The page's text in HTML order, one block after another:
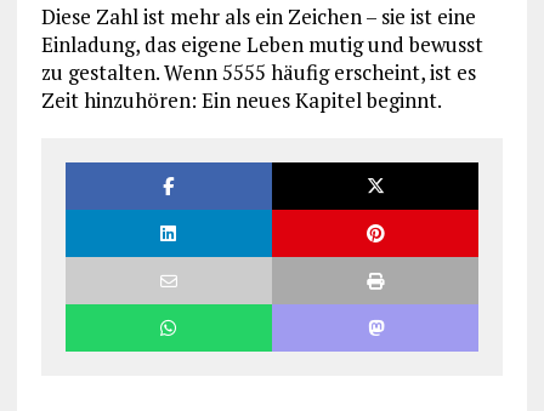
Diese Zahl ist mehr als ein Zeichen – sie ist eine
Einladung, das eigene Leben mutig und bewusst
zu gestalten. Wenn 5555 häufig erscheint, ist es
Zeit hinzuhören: Ein neues Kapitel beginnt.